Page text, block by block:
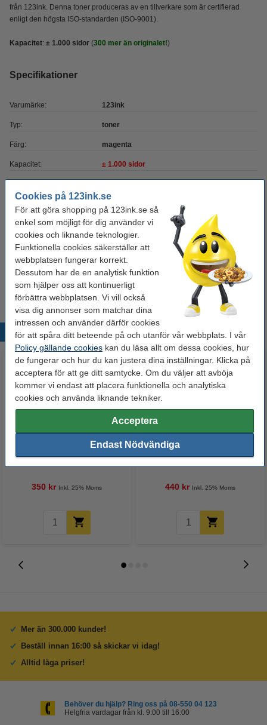
Cookies på 123ink.se
För att göra shopping på 123ink.se så
enkel som möjligt för dig använder vi
cookies och liknande teknologier.
Funktionella cookies säkerställer att
webbplatsen fungerar korrekt.
Dessutom har de en analytisk funktion
som hjälper oss att kontinuerligt
förbättra webbplatsen. Vi vill också
visa dig annonser som matchar dina
intressen och använder därför cookies
för att spåra ditt beteende på och utanför vår webbplats. I vår
Policy gällande cookies kan du läsa allt om dessa cookies, hur
de fungerar och hur du kan justera dina inställningar. Klicka på
acceptera för att ge ditt samtycke. Om du väljer att avböja
kommer vi endast att placera funktionella och analytiska
cookies och använda liknande tekniker.
Acceptera
Endast Nödvändiga
från 123ink. Denna toner produceras av en tillverkare som är certifierad
enligt den högsta ISO-standarden (ISO-9001).
Kapacitet: ± 1.000 sidor (300 mer än originalet!)
Specifikationer
Varumärke: 123ink
Typ: toner
Färg: magenta
Kapacitet: ± 1.000 sidor
Vårt artikelnr: 055461
Nummer: W2073A
Tips
Vi råder er att beställa denna produkt istället för originalprodukten!
Populära produkter
Varumärket 123ink ersätter HP
117A (W2070A) svart toner
350 kr Inkl. 25% Moms
Varumärket 123ink ersätter HP
117A (W2071A) cyan toner
440 kr Inkl. 25% Moms
Mer än 300.000 kunder!
Beställ innan 16:00 så skickar vi idag!
Alltid låga priser!
Behöver du hjälp? Ring oss på 08-550 04 123
Helgfria vardagar från kl. 9:00 till 16:00